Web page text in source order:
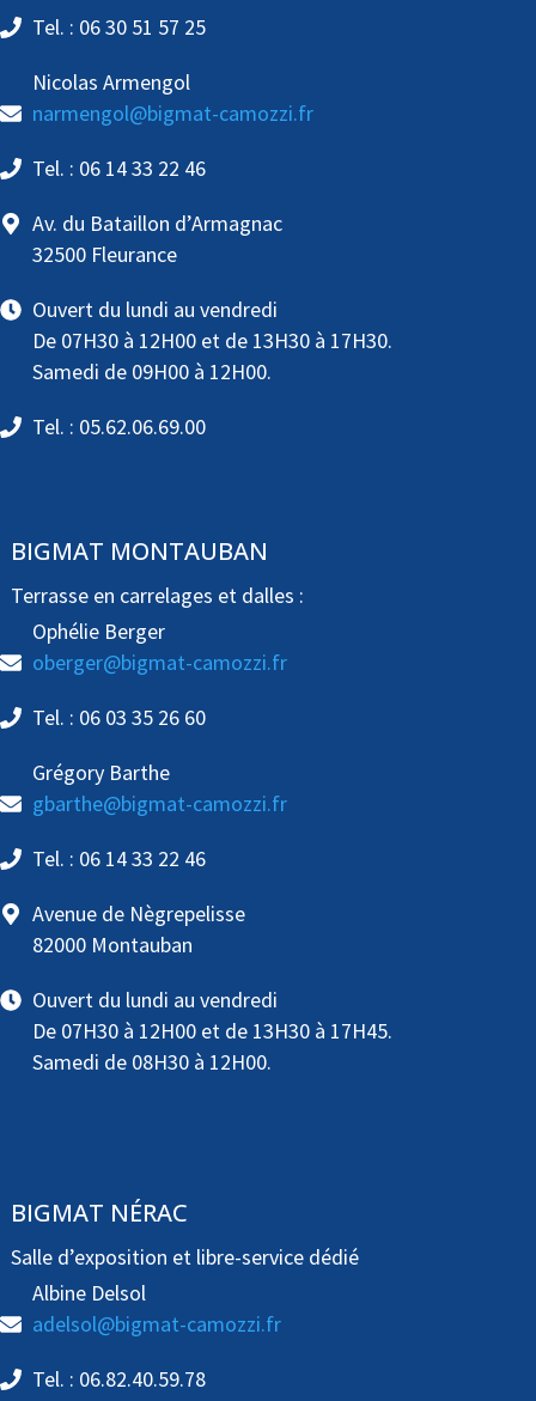
Tel. : 06 30 51 57 25
Nicolas Armengol
narmengol@bigmat-camozzi.fr
Tel. : 06 14 33 22 46
Av. du Bataillon d’Armagnac
32500 Fleurance
Ouvert du lundi au vendredi
De 07H30 à 12H00 et de 13H30 à 17H30.
Samedi de 09H00 à 12H00.
Tel. : 05.62.06.69.00
BIGMAT MONTAUBAN
Terrasse en carrelages et dalles :
Ophélie Berger
oberger@bigmat-camozzi.fr
Tel. : 06 03 35 26 60
Grégory Barthe
gbarthe@bigmat-camozzi.fr
Tel. : 06 14 33 22 46
Avenue de Nègrepelisse
82000 Montauban
Ouvert du lundi au vendredi
De 07H30 à 12H00 et de 13H30 à 17H45.
Samedi de 08H30 à 12H00.
BIGMAT NÉRAC
Salle d’exposition et libre-service dédié
Albine Delsol
adelsol@bigmat-camozzi.fr
Tel. : 06.82.40.59.78